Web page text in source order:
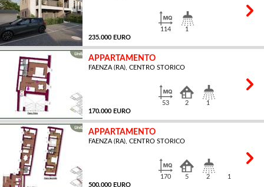
235.000 EURO
114 1
APPARTAMENTO
FAENZA (RA), CENTRO STORICO
170.000 EURO
53 2 1
APPARTAMENTO
FAENZA (RA), CENTRO STORICO
500.000 EURO
170 5 2 1